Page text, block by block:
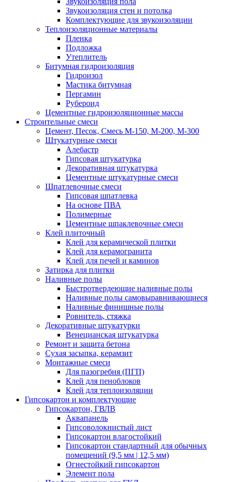
Звукоизоляция стен и потолка
Комплектующие для звукоизоляции
Теплоизоляционные материалы
Пленка
Подложка
Утеплитель
Битумная гидроизоляция
Гидроизол
Мастика битумная
Пергамин
Рубероид
Цементные гидроизоляционные массы
Строительные смеси
Цемент, Песок, Смесь М-150, М-200, М-300
Штукатурные смеси
Алебастр
Гипсовая штукатурка
Декоративная штукатурка
Цементные штукатурные смеси
Шпатлевочные смеси
Гипсовая шпатлевка
На основе ПВА
Полимерные
Цементные шпаклевочные смеси
Клей плиточный
Клей для керамической плитки
Клей для керамогранита
Клей для печей и каминов
Затирка для плитки
Наливные полы
Быстротвердеющие наливные полы
Наливные полы самовыравнивающиеся
Наливные финишные полы
Ровнитель, стяжка
Декоративные штукатурки
Венецианская штукатурка
Ремонт и защита бетона
Сухая засыпка, керамзит
Монтажные смеси
Для пазогребня (ПГП)
Клей для пеноблоков
Клей для теплоизоляции
Гипсокартон и комплектующие
Гипсокартон, ГВЛВ
Аквапанель
Гипсоволокнистый лист
Гипсокартон влагостойкий
Гипсокартон стандартный для обычных
помещений (9,5 мм | 12,5 мм)
Огнестойкий гипсокартон
Элемент пола